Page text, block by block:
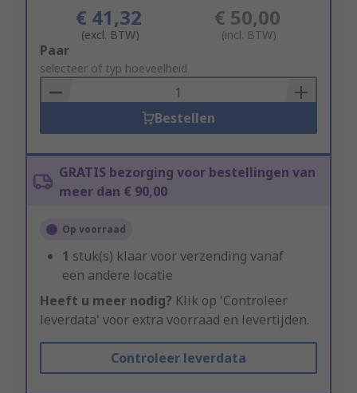
€ 41,32
(excl. BTW)
€ 50,00
(incl. BTW)
Add
to
Basket
Paar
selecteer of typ hoeveelheid
Bestellen
GRATIS bezorging voor bestellingen van
meer dan € 90,00
Op voorraad
1 stuk(s) klaar voor verzending vanaf
een andere locatie
Heeft u meer nodig? Klik op 'Controleer
leverdata' voor extra voorraad en levertijden.
Controleer leverdata